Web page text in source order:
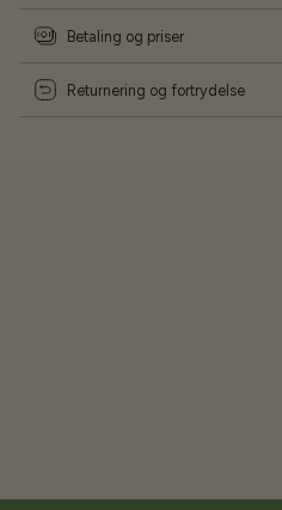
Betaling og priser
Returnering og fortrydelse